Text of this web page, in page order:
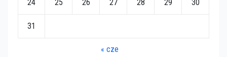
24 25 26 27 28 29 30
31
« cze